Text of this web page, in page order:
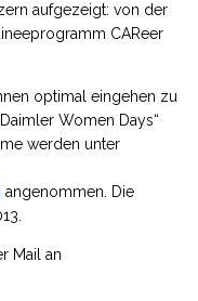
aufgezeigt: von der
CAReer
optimal eingehen zu
Women Days“
werden unter
angenommen. Die
Mail an